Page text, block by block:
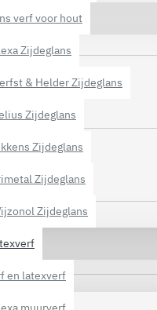
verf voor hout
Zijdeglans
& Helder Zijdeglans
Zijdeglans
Zijdeglans
Zijdeglans
Zijdeglans
en latexverf